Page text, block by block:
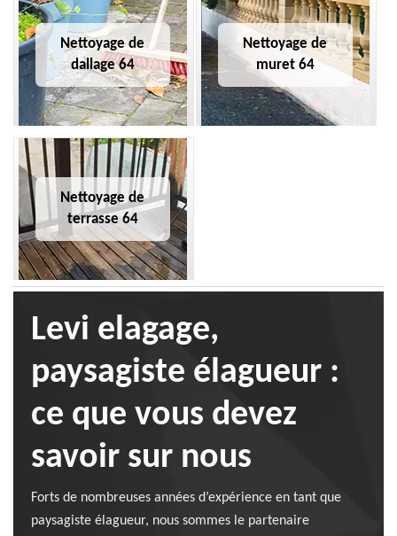
Nettoyage de
dallage 64
Nettoyage de
muret 64
Nettoyage de
terrasse 64
Levi elagage,
paysagiste élagueur :
ce que vous devez
savoir sur nous
Forts de nombreuses années d’expérience en tant que
paysagiste élagueur, nous sommes le partenaire